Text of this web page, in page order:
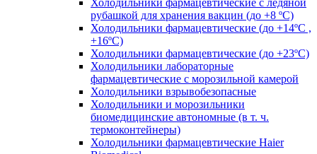
Холодильники фармацевтические с ледяной
рубашкой для хранения вакцин (до +8 ºС)
Холодильники фармацевтические (до +14ºС ,
+16ºС)
Холодильники фармацевтические (до +23ºС)
Холодильники лабораторные
фармацевтические с морозильной камерой
Холодильники взрывобезопасные
Холодильники и морозильники
биомедицинские автономные (в т. ч.
термоконтейнеры)
Холодильники фармацевтические Haier